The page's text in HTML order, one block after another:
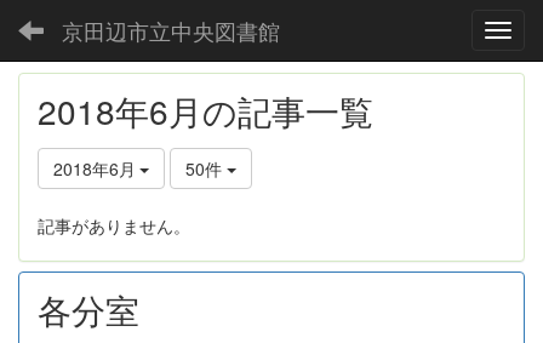
京田辺市立中央図書館
2018年6月の記事一覧
2018年6月 50件
記事がありません。
各分室